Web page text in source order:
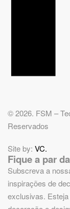
© 2026. FSM –
Reservados
Site by: VC.
Fique a par
Subscreva a
inspirações de
exclusivas.